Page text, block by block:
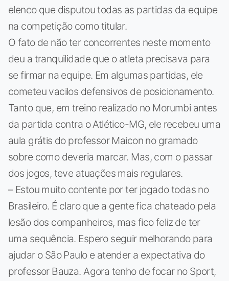
elenco que disputou todas as partidas da equipe
na competição como titular.
O fato de não ter concorrentes neste momento
deu a tranquilidade que o atleta precisava para
se firmar na equipe. Em algumas partidas, ele
cometeu vacilos defensivos de posicionamento.
Tanto que, em treino realizado no Morumbi antes
da partida contra o Atlético-MG, ele recebeu uma
aula grátis do professor Maicon no gramado
sobre como deveria marcar. Mas, com o passar
dos jogos, teve atuações mais regulares.
– Estou muito contente por ter jogado todas no
Brasileiro. É claro que a gente fica chateado pela
lesão dos companheiros, mas fico feliz de ter
uma sequência. Espero seguir melhorando para
ajudar o São Paulo e atender a expectativa do
professor Bauza. Agora tenho de focar no Sport,